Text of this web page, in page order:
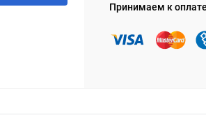
Принимаем к оплате